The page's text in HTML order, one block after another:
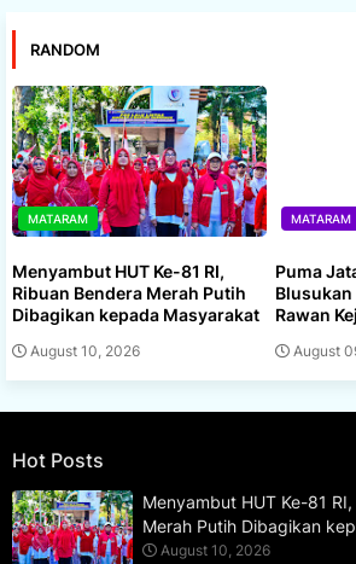
RANDOM
MATARAM
Menyambut HUT Ke-81 RI,
Ribuan Bendera Merah Putih
Dibagikan kepada Masyarakat
August 10, 2026
MATARAM
Puma
Blusukan
Rawan
August
Hot Posts
Menyambut HUT Ke-81
Merah Putih Dibagikan
August 10, 2026